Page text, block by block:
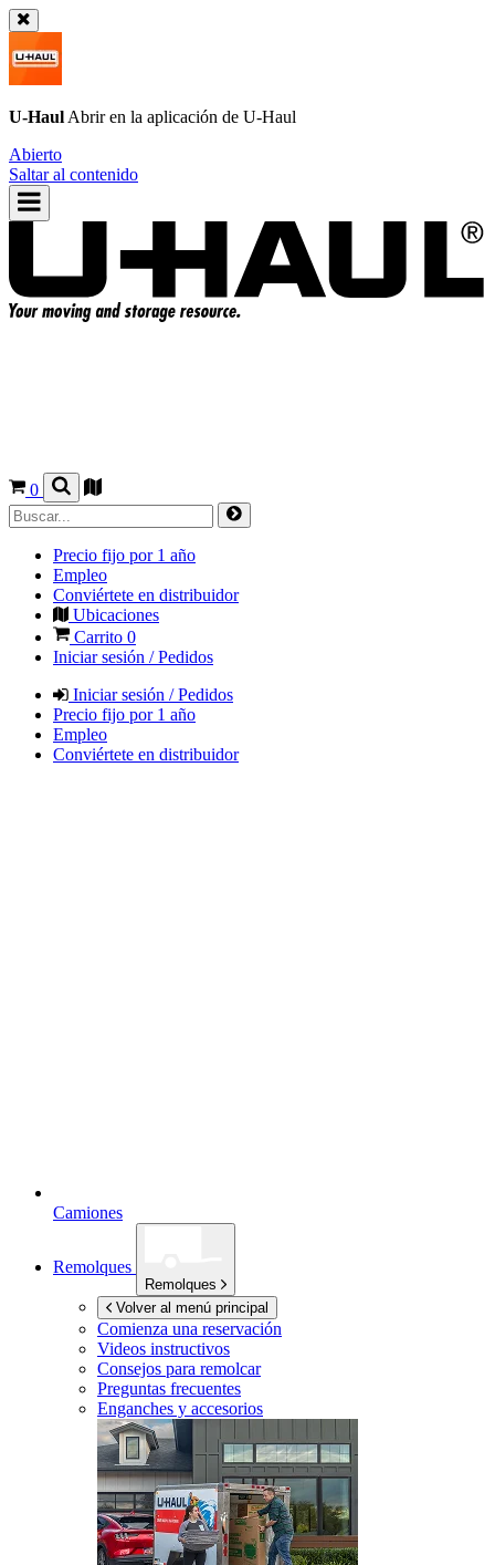
U-Haul Abrir en la aplicación de U-Haul
Abierto
Saltar al contenido
0
Precio fijo por 1 año
Empleo
Conviértete en distribuidor
Ubicaciones
Carrito 0
Iniciar sesión / Pedidos
Iniciar sesión / Pedidos
Precio fijo por 1 año
Empleo
Conviértete en distribuidor
Camiones
Remolques
Remolques
Volver al menú principal
Comienza una reservación
Videos instructivos
Consejos para remolcar
Preguntas frecuentes
Enganches y accesorios